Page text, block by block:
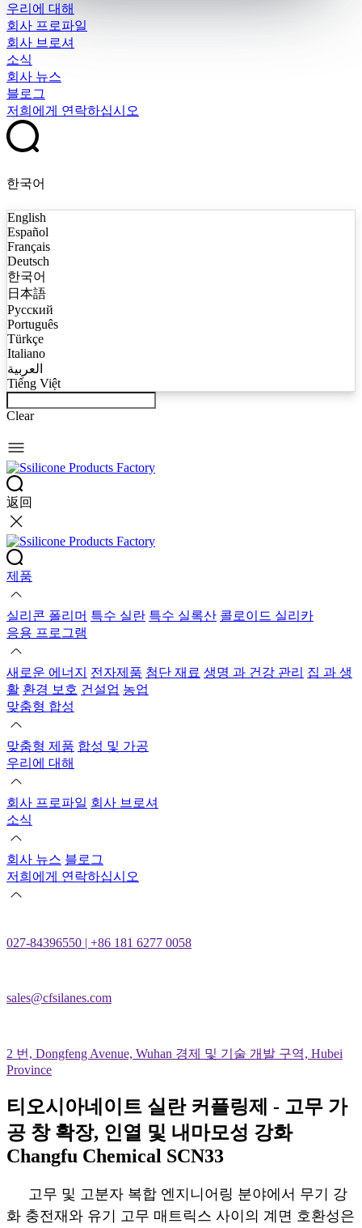
우리에 대해
회사 프로파일
회사 브로셔
소식
회사 뉴스
블로그
저희에게 연락하십시오
한국어
English
Español
Français
Deutsch
한국어
日本語
Русский
Português
Türkçe
Italiano
العربية
Tiếng Việt
Clear
返回
제품
실리콘 폴리머 특수 실란 특수 실록산 콜로이드 실리카
응용 프로그램
새로운 에너지 전자제품 첨단 재료 생명 과 건강 관리 집 과 생
활 환경 보호 건설업 농업
맞춤형 합성
맞춤형 제품 합성 및 가공
우리에 대해
회사 프로파일 회사 브로셔
소식
회사 뉴스 블로그
저희에게 연락하십시오
027-84396550 | +86 181 6277 0058
sales@cfsilanes.com
2 번, Dongfeng Avenue, Wuhan 경제 및 기술 개발 구역, Hubei
Province
티오시아네이트 실란 커플링제 - 고무 가
공 창 확장, 인열 및 내마모성 강화
Changfu Chemical SCN33
고무 및 고분자 복합 엔지니어링 분야에서 무기 강
화 충전재와 유기 고무 매트릭스 사이의 계면 호환성은